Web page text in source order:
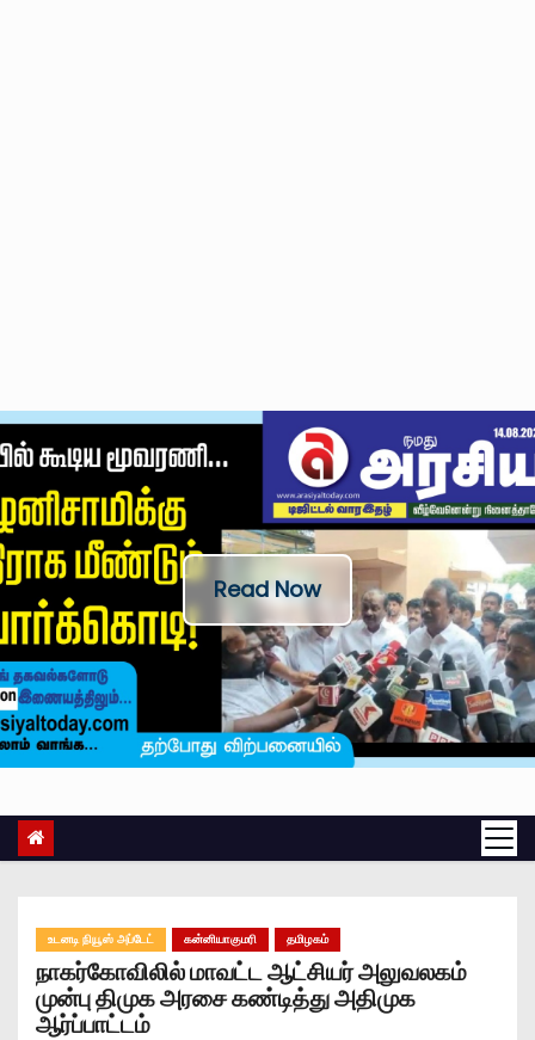
Read Now
உடனடி நியூஸ் அப்டேட் கன்னியாகுமரி தமிழகம்
நாகர்கோவிலில் மாவட்ட ஆட்சியர் அலுவலகம்
முன்பு திமுக அரசை கண்டித்து அதிமுக
ஆர்ப்பாட்டம்